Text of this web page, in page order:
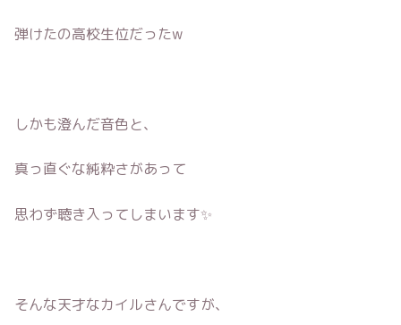
弾けたの高校生位だったw
しかも澄んだ音色と、
真っ直ぐな純粋さがあって
思わず聴き入ってしまいます✨
そんな天才なカイルさんですが、